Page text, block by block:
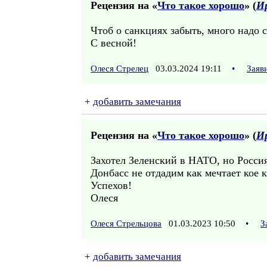
Рецензия на «Что такое хорошо» (
Чтоб о санкциях забыть, много надо
С весной!
Олеся Стрелец 03.03.2024 19:11 •
+ добавить замечания
Рецензия на «Что такое хорошо» (
Захотел Зеленский в НАТО, но
Донбасс не отдадим как мечтает кое
Успехов!
Олеся
Олеся Стрельцова 01.03.2023 10:50 •
+ добавить замечания